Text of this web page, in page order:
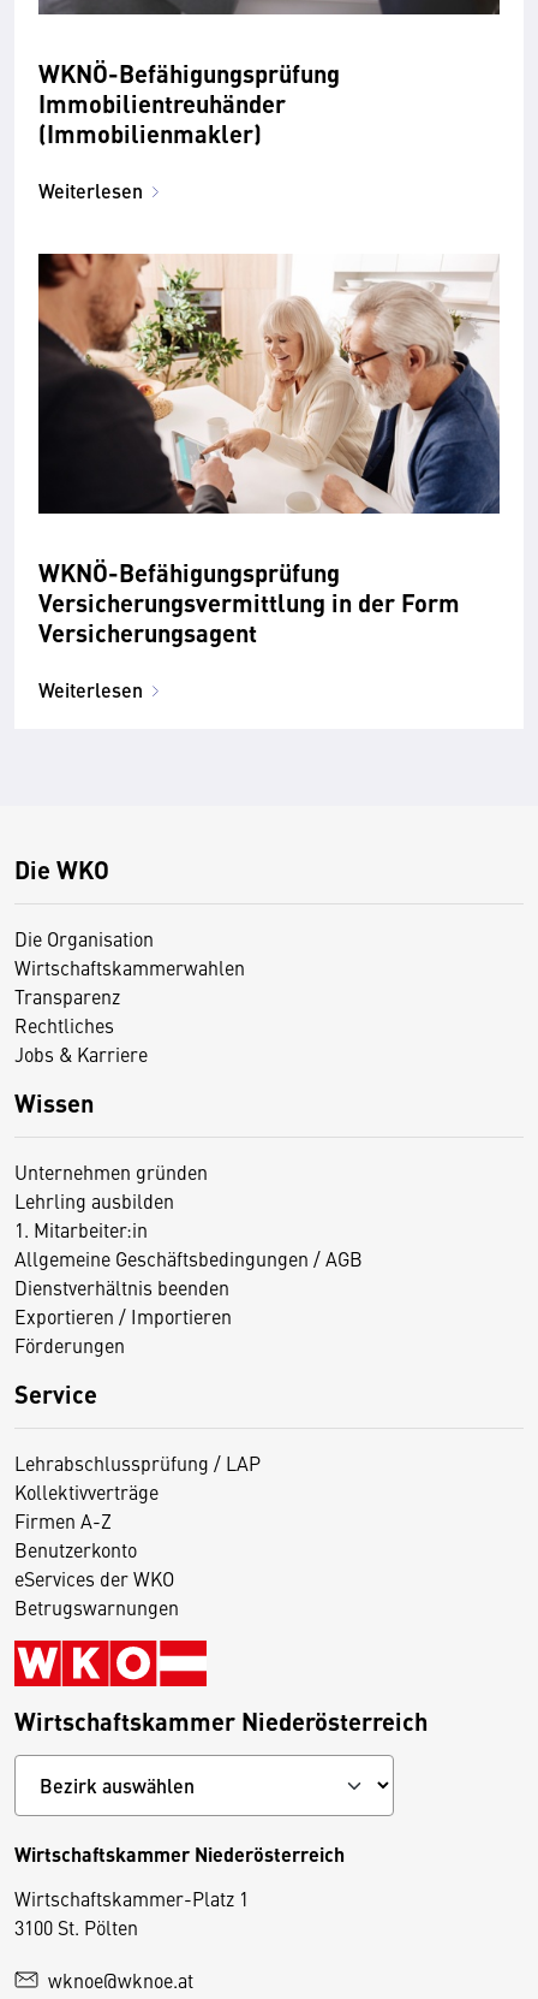
WKNÖ-Befähigungsprüfung
Immobilientreuhänder
(Immobilienmakler)
Weiterlesen
WKNÖ-Befähigungsprüfung
Versicherungsvermittlung in der Form
Versicherungsagent
Weiterlesen
Die WKO
Die Organisation
Wirtschaftskammerwahlen
Transparenz
Rechtliches
Jobs & Karriere
Wissen
Unternehmen gründen
Lehrling ausbilden
1. Mitarbeiter:in
Allgemeine Geschäftsbedingungen / AGB
Dienstverhältnis beenden
Exportieren / Importieren
Förderungen
Service
Lehrabschlussprüfung / LAP
Kollektivverträge
Firmen A-Z
Benutzerkonto
eServices der WKO
Betrugswarnungen
Wirtschaftskammer Niederösterreich
Wirtschaftskammer Niederösterreich
Wirtschaftskammer-Platz 1
3100 St. Pölten
wknoe@wknoe.at
D
e